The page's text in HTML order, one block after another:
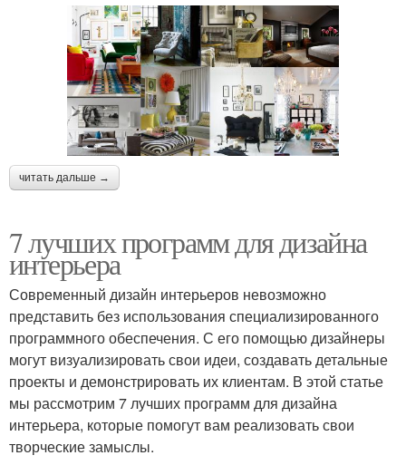
читать дальше →
7 лучших программ для дизайна
интерьера
Современный дизайн интерьеров невозможно
представить без использования специализированного
программного обеспечения. С его помощью дизайнеры
могут визуализировать свои идеи, создавать детальные
проекты и демонстрировать их клиентам. В этой статье
мы рассмотрим 7 лучших программ для дизайна
интерьера, которые помогут вам реализовать свои
творческие замыслы.